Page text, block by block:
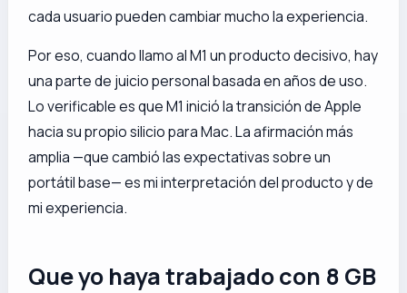
cada usuario pueden cambiar mucho la experiencia.
Por eso, cuando llamo al M1 un producto decisivo, hay
una parte de juicio personal basada en años de uso.
Lo verificable es que M1 inició la transición de Apple
hacia su propio silicio para Mac. La afirmación más
amplia —que cambió las expectativas sobre un
portátil base— es mi interpretación del producto y de
mi experiencia.
Que yo haya trabajado con 8 GB